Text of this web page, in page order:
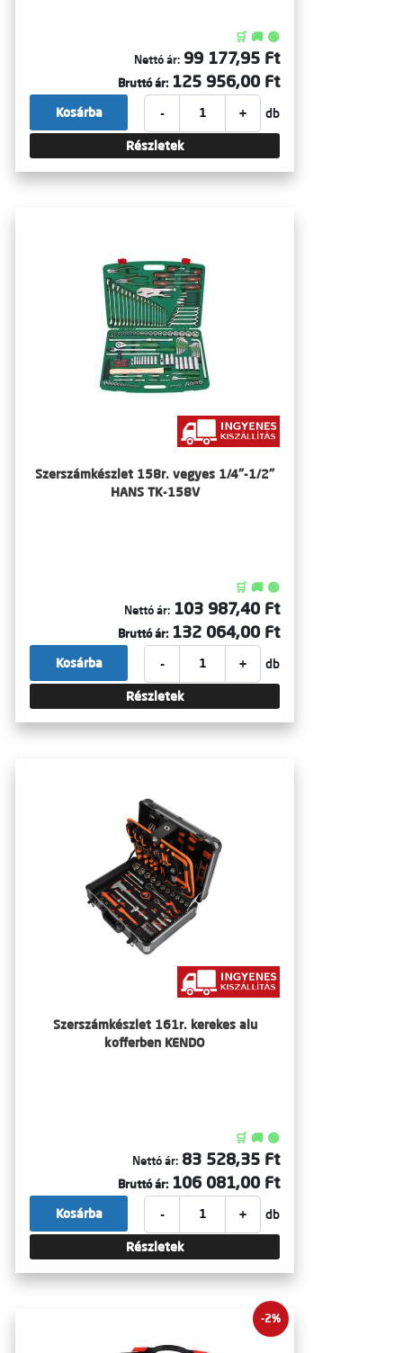
🛒 🚚 🟢
Nettó ár: 99 177,95 Ft
Bruttó ár: 125 956,00 Ft
- + db
Kosárba
Részletek
Szerszámkészlet 158r. vegyes 1/4"-1/2"
HANS TK-158V
🛒 🚚 🟢
Nettó ár: 103 987,40 Ft
Bruttó ár: 132 064,00 Ft
- + db
Kosárba
Részletek
Szerszámkészlet 161r. kerekes alu
kofferben KENDO
🛒 🚚 🟢
Nettó ár: 83 528,35 Ft
Bruttó ár: 106 081,00 Ft
- + db
Kosárba
Részletek
-2%